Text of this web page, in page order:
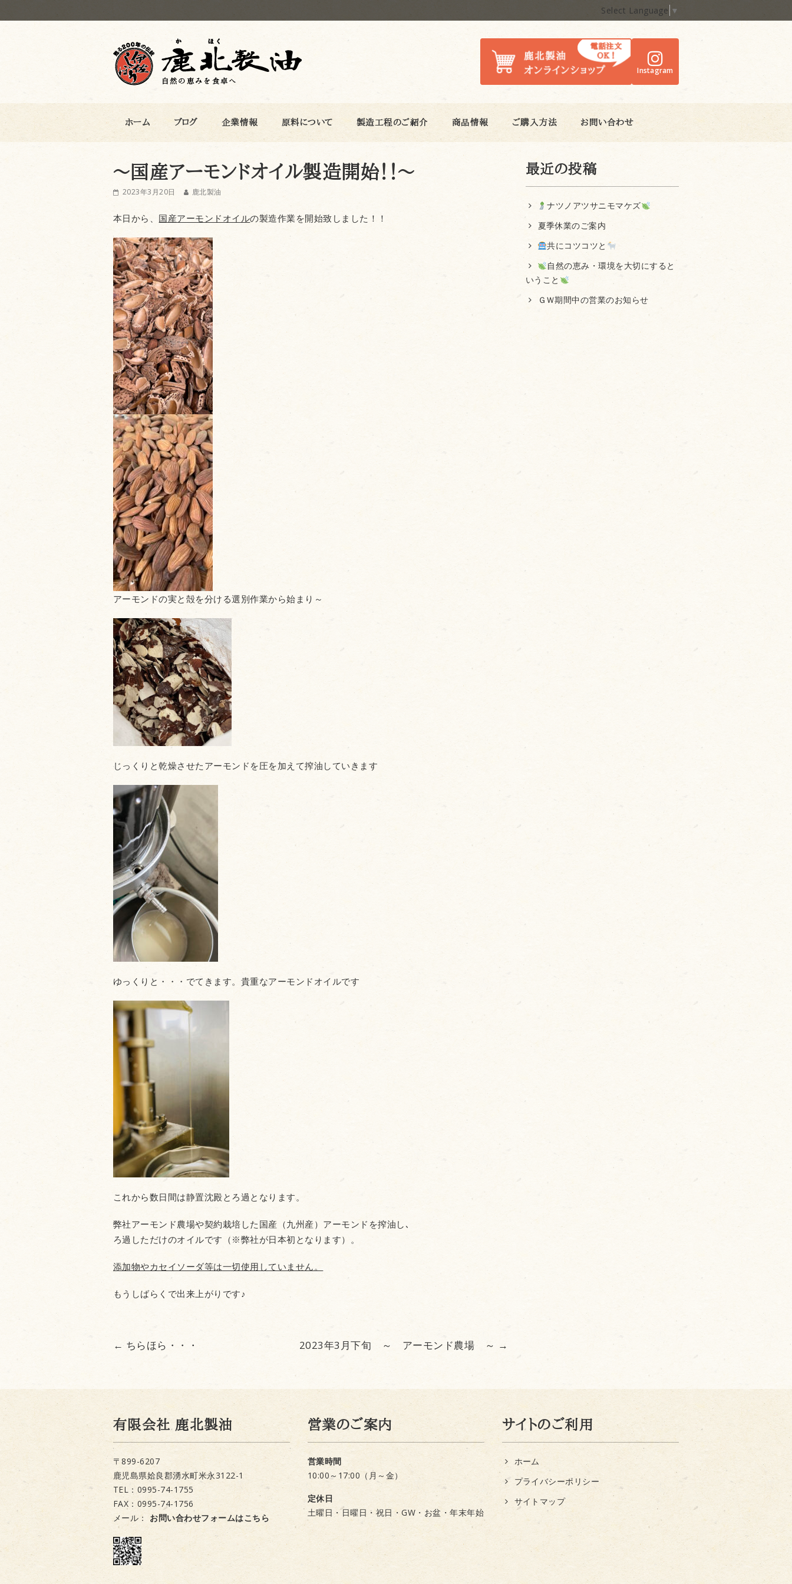
Select Language ▼
Instagram
ホーム ブログ 企業情報 原料について 製造工程のご紹介 商品情報 ご購入方法 お問い合わせ
～国産アーモンドオイル製造開始！！～
2023年3月20日 鹿北製油
本日から、 国産アーモンドオイルの製造作業を開始致しました！！
アーモンドの実と殻を分ける選別作業から始まり～
じっくりと乾燥させたアーモンドを圧を加えて搾油していきます
ゆっくりと・・・でてきます。貴重なアーモンドオイルです
これから数日間は静置沈殿とろ過となります。
弊社アーモンド農場や契約栽培した国産（九州産）アーモンドを搾油し､
ろ過しただけのオイルです（※弊社が日本初となります）。
添加物やカセイソーダ等は一切使用していません。
もうしばらくで出来上がりです♪
← ちらほら・・・ 2023年3月下旬 ～ アーモンド農場 ～ →
最近の投稿
ナツノアツサニモマケズ
夏季休業のご案内
共にコツコツと
自然の恵み・環境を大切にすると
いうこと
ＧＷ期間中の営業のお知らせ
有限会社 鹿北製油
〒899-6207
鹿児島県姶良郡湧水町米永3122-1
TEL：0995-74-1755
FAX：0995-74-1756
メール：お問い合わせフォームはこちら
営業のご案内
営業時間
10:00～17:00（月～金）
定休日
土曜日・日曜日・祝日・GW・お盆・年末年始
サイトのご利用
ホーム
プライバシーポリシー
サイトマップ